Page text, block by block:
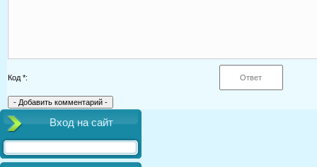
Код *:
Вход на сайт